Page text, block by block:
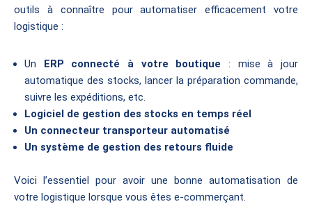
outils à connaître pour automatiser efficacement votre
logistique :
Un ERP connecté à votre boutique : mise à jour
automatique des stocks, lancer la préparation commande,
suivre les expéditions, etc.
Logiciel de gestion des stocks en temps réel
Un connecteur transporteur automatisé
Un système de gestion des retours fluide
Voici l’essentiel pour avoir une bonne automatisation de
votre logistique lorsque vous êtes e-commerçant.